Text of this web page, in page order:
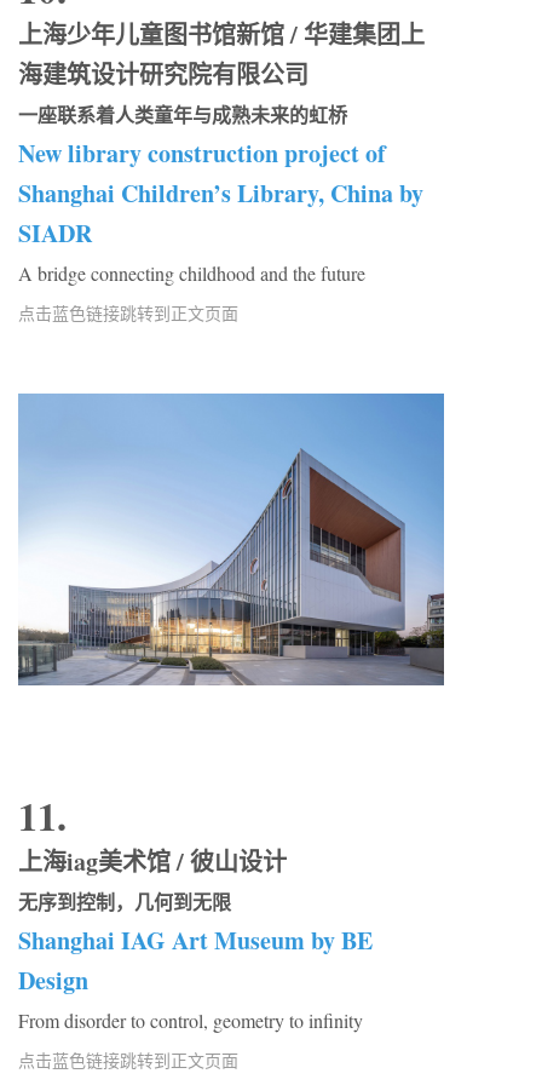
上海少年儿童图书馆新馆 / 华建集团上
海建筑设计研究院有限公司
一座联系着人类童年与成熟未来的虹桥
New library construction project of
Shanghai Children’s Library, China by
SIADR
A bridge connecting childhood and the future
点击蓝色链接跳转到正文页面
11.
上海iag美术馆 / 彼山设计
无序到控制，几何到无限
Shanghai IAG Art Museum by BE
Design
From disorder to control, geometry to infinity
点击蓝色链接跳转到正文页面